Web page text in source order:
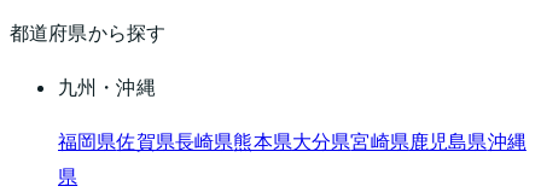
都道府県から探す
九州・沖縄
福岡県佐賀県長崎県熊本県大分県宮崎県鹿児島県沖縄
県